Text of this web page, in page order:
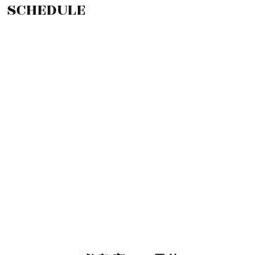
SCHEDULE